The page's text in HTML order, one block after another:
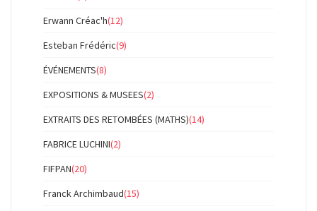
Erwann Créac'h(12)
Esteban Frédéric(9)
ÉVÉNEMENTS(8)
EXPOSITIONS & MUSEES(2)
EXTRAITS DES RETOMBÉES (MATHS)(14)
FABRICE LUCHINI(2)
FIFPAN(20)
Franck Archimbaud(15)